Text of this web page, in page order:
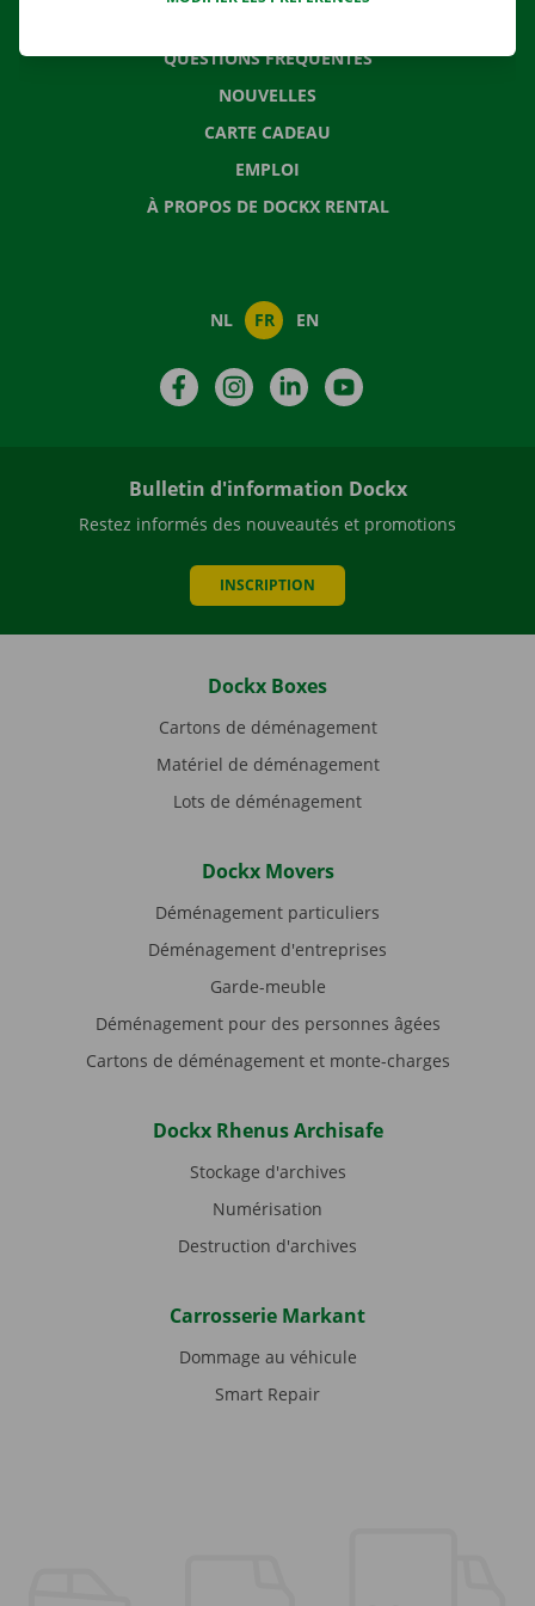
QUESTIONS FRÉQUENTES
NOUVELLES
CARTE CADEAU
EMPLOI
À PROPOS DE DOCKX RENTAL
NL FR EN
FacebookInstagramLinkedIn
Bulletin d'information Dockx
Restez informés des nouveautés et promotions
INSCRIPTION
Dockx Boxes
Cartons de déménagement
Matériel de déménagement
Lots de déménagement
Dockx Movers
Déménagement particuliers
Déménagement d'entreprises
Garde-meuble
Déménagement pour des personnes âgées
Cartons de déménagement et monte-charges
Dockx Rhenus Archisafe
Stockage d'archives
Numérisation
Destruction d'archives
Carrosserie Markant
Dommage au véhicule
Smart Repair